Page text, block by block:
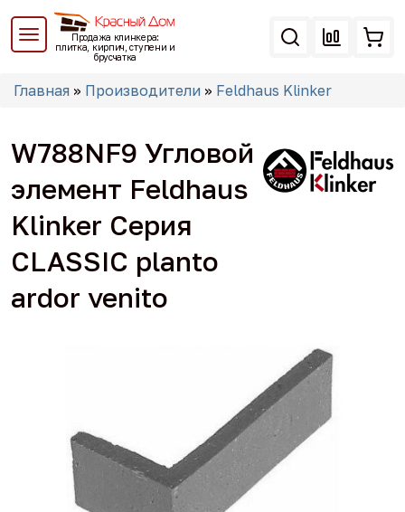
Перейти
основному
Продажа клинкера:
плитка, кирпич, ступени и
брусчатка
Вы
Главная » Производители » Feldhaus Klinker
W788NF9 Угловой
элемент Feldhaus
Klinker Серия
CLASSIC planto
ardor venito